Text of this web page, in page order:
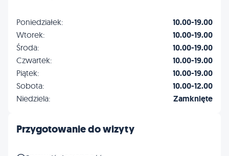
Poniedziałek: 10.00-19.00
Wtorek: 10.00-19.00
Środa: 10.00-19.00
Czwartek: 10.00-19.00
Piątek: 10.00-19.00
Sobota: 10.00-12.00
Niedziela: Zamknięte
Przygotowanie do wizyty